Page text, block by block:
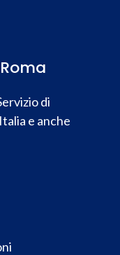
di
e anche